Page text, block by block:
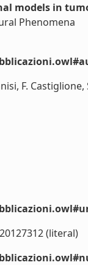
models in
Phenomena
F.
(literal)